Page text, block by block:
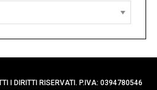
I DIRITTI RISERVATI. P.IVA: 0394780546